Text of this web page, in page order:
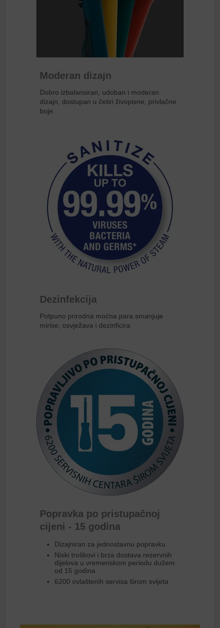
Moderan dizajn
Dobro izbalansiran, udoban i moderan
dizajn, dostupan u četiri živopisne, privlačne
boje.
Dezinfekcija
Potpuno prirodna moćna para smanjuje
mirise, osvježava i dezinficira
Popravka po pristupačnoj
cijeni - 15 godina
Dizajniran za jednostavnu popravku
Niski troškovi i brza dostava rezervnih
dijelova u vremenskom periodu dužem
od 15 godina
6200 ovlaštenih servisa širom svijeta